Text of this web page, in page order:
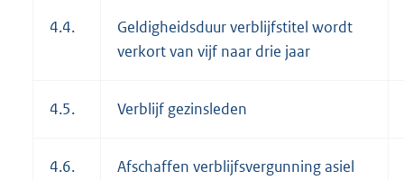
4.4.
Geldigheidsduur verblijfstitel wordt
verkort van vijf naar drie jaar
4.5. Verblijf gezinsleden
4.6.
Afschaffen verblijfsvergunning asiel